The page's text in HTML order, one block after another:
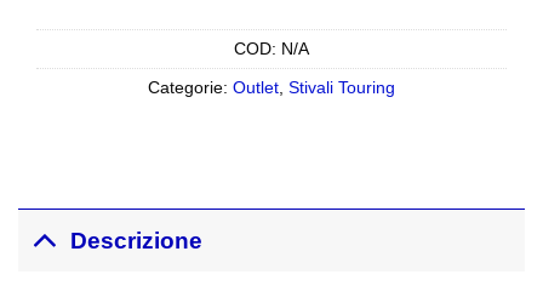
COD: N/A
Categorie: Outlet, Stivali Touring
Descrizione